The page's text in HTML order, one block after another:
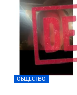
ОБЩЕСТВО